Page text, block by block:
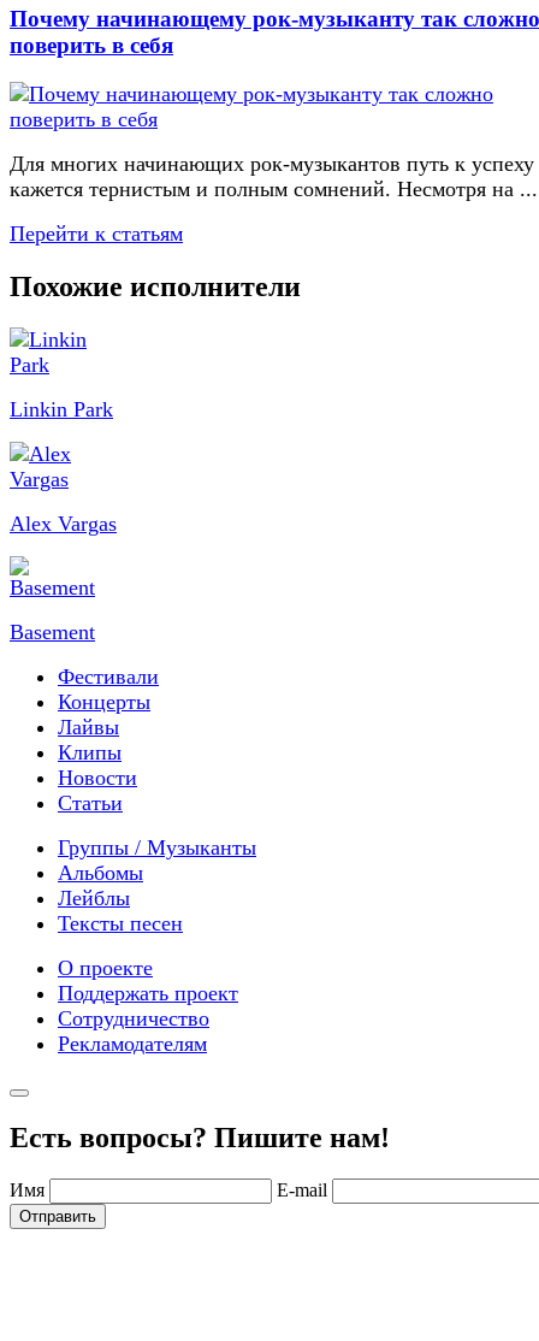
Почему начинающему рок-музыканту так сложно
поверить в себя
Для многих начинающих рок-музыкантов путь к успеху
кажется тернистым и полным сомнений. Несмотря на ...
Перейти к статьям
Похожие исполнители
Linkin Park
Alex Vargas
Basement
Фестивали
Концерты
Лайвы
Клипы
Новости
Статьи
Группы / Музыканты
Альбомы
Лейблы
Тексты песен
О проекте
Поддержать проект
Сотрудничество
Рекламодателям
Есть вопросы? Пишите нам!
Имя E-mail